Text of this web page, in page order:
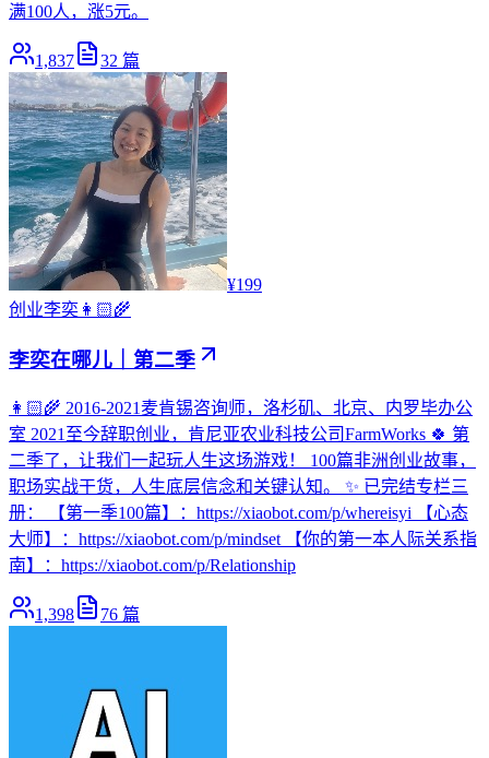
满100人，涨5元。
1,837 32 篇
¥199
创业李奕👩🏻‍🌾
李奕在哪儿｜第二季
👩🏻‍🌾 2016-2021麦肯锡咨询师，洛杉矶、北京、内罗毕办公
室 2021至今辞职创业，肯尼亚农业科技公司FarmWorks 🍀 第
二季了，让我们一起玩人生这场游戏！ 100篇非洲创业故事，
职场实战干货，人生底层信念和关键认知。 ✨ 已完结专栏三
册： 【第一季100篇】：https://xiaobot.com/p/whereisyi 【心态
大师】：https://xiaobot.com/p/mindset 【你的第一本人际关系指
南】：https://xiaobot.com/p/Relationship
1,398 76 篇